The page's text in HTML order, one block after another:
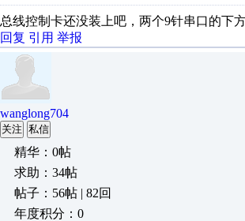
总线控制卡还没装上吧，两个9针串口的下
回复 引用 举报
wanglong704
关注 私信
精华：0帖
求助：34帖
帖子：56帖 | 82回
年度积分：0